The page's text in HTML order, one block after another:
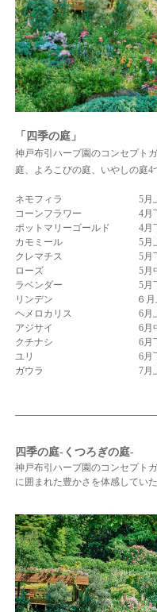
「四季の庭」
神戸布引ハーブ園のコンセプト
庭、よろこびの庭、いやしの庭
ネモフィラ 5月上旬
コーンフラワー 4月下
ポットマリーゴールド 4月
カモミール 5月上旬
クレマチス 5月下旬
ローズ 5月中旬～
ラベンダー 5月下旬
リンデン ６月上旬
ヘメロカリス 6月上
アジサイ 6月中旬
クチナシ 6月下旬
ユリ 6月下旬～
ガウラ 7月上旬
四季の庭-くつろぎの庭-
神戸布引ハーブ園のコンセプト
に囲まれた豊かさを体感してい